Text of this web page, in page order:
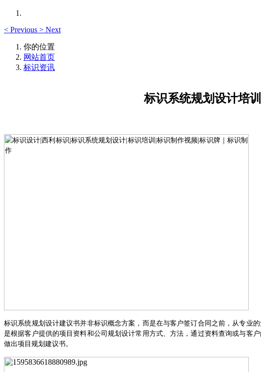
< Previous > Next
你的位置
网站首页
标识资讯
标识系统规划设计培
标识系统规划设计建议书并非标识概念方案，而是在与客户签订合同之前，从专业
是根据客户提供的项目资料和公司规划设计常用方式、方法，通过资料查询或与客
做出项目规划建议书。